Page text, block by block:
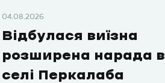
04.08.2026
Відбулася виїзна
розширена нарада в
селі Перкалаба